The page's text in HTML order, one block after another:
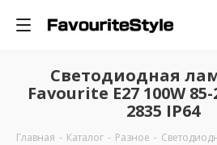
Светодиодная
Favourite Е27 100W 85-
2835 IP64
Главная - Каталог - Разное -